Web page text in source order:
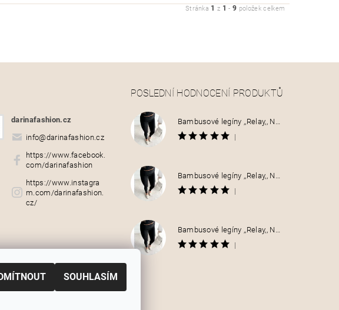
Stránka 1 z 1 -9 položek celkem
darinafashion.cz
info@darinafashion.cz
https://www.facebook.
com/darinafashion
https://www.instagra
m.com/darinafashion.
cz/
POSLEDNÍ HODNOCENÍ PRODUKTŮ
|
|
|
SOUHLASÍM